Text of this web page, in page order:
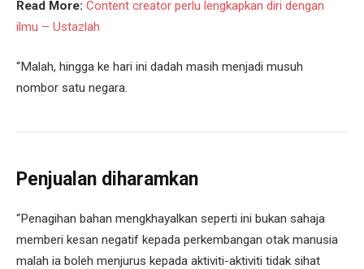
Read More: Content creator perlu lengkapkan diri dengan
ilmu – Ustazlah
“Malah, hingga ke hari ini dadah masih menjadi musuh
nombor satu negara.
Penjualan diharamkan
“Penagihan bahan mengkhayalkan seperti ini bukan sahaja
memberi kesan negatif kepada perkembangan otak manusia
malah ia boleh menjurus kepada aktiviti-aktiviti tidak sihat